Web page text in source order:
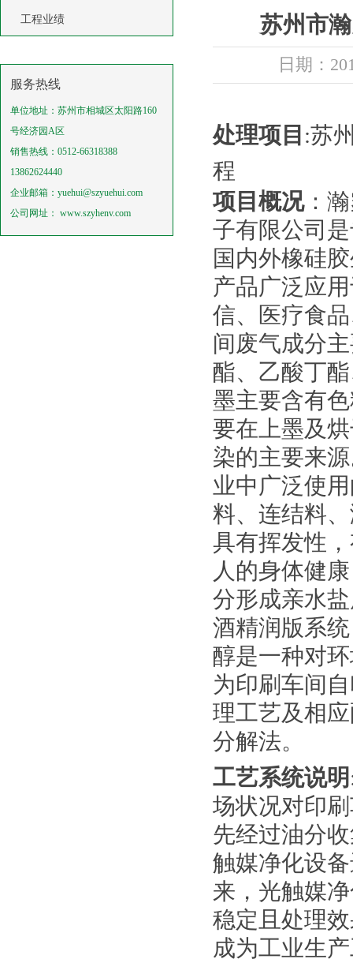
工程业绩
服务热线
单位地址：苏州市相城区太阳路160
号经济园A区
销售热线：0512-66318388
13862624440
企业邮箱：yuehui@szyuehui.com
公司网址： www.szyhenv.com
苏州市
日期：
处理项目 :苏
程
项目概况：
子有限公司
国内外橡硅
产品广泛应
信、医疗食
间废气成分
酯、乙酸丁
墨主要含有
要在上墨及
染的主要来
业中广泛使
料、连结料
具有挥发性
人的身体健
分形成亲水
酒精润版系
醇是一种对
为印刷车间
理工艺及相
分解法。
工艺系统说明
场状况对印
先经过油分
触媒净化设
来，光触媒
稳定且处理
成为工业生